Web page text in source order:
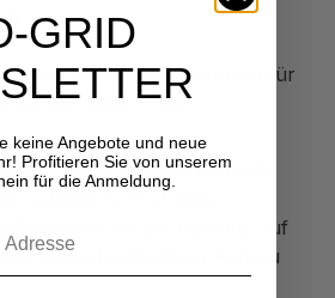
den wichtigsten Faktoren für
eines Trails.
Pfützenbildung und tiefe
schnell zu Problemen
bereits bei der Planung auf
wetterbeständigen Aufbau
GRID
keine Angebote und neue
Profitieren Sie von unserem
für die Anmeldung.